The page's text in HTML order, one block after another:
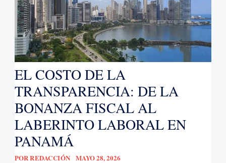
EL COSTO DE LA
TRANSPARENCIA: DE LA
BONANZA FISCAL AL
LABERINTO LABORAL EN
PANAMÁ
PORREDACCIÓN MAYO 28, 2026